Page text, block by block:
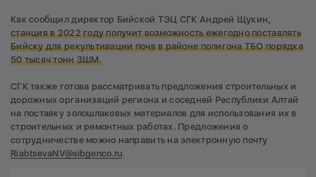
Как сообщил директор Бийской ТЭЦ СГК Андрей Щукин,
станция в 2022 году получит возможность ежегодно поставлять
Бийску для рекультивации почв в районе полигона ТБО порядка
50 тысяч тонн ЗШМ.
СГК также готова рассматривать предложения строительных и
дорожных организаций региона и соседней Республики Алтай
на поставку золошлаковых материалов для использования их в
строительных и ремонтных работах. Предложения о
сотрудничестве можно направить на электронную почту
RiabtsevaNV@sibgenco.ru.